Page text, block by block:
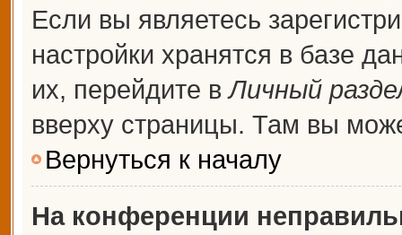
Если вы являетесь
настройки хранятся в базе
их, перейдите вЛичный
вверху страницы. Там вы
Вернуться к началу
На конференции